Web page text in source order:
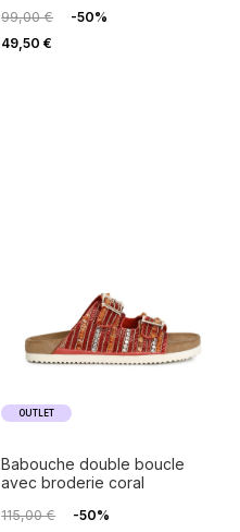
99,00 €
-50%
49,50 €
OUTLET
babouche double boucle
avec broderie coral
115,00 €
-50%